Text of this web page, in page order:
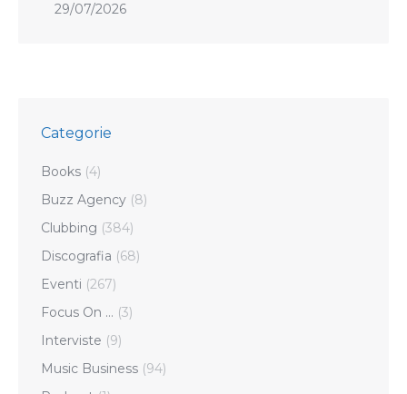
29/07/2026
Categorie
Books (4)
Buzz Agency (8)
Clubbing (384)
Discografia (68)
Eventi (267)
Focus On … (3)
Interviste (9)
Music Business (94)